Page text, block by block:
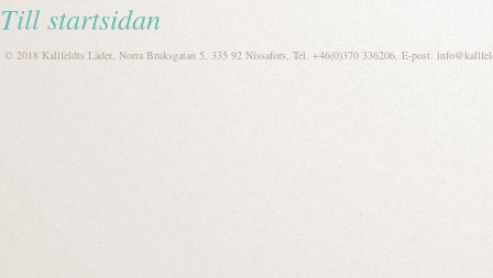
Till startsidan
© 2018 Kallfeldts Läder, Norra Bruksgatan 5, 335 92 Nissafors, Tel. +46(0)370 336206, E-post.